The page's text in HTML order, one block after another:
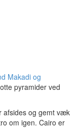
Makadi og
pyramider ved
afsides og gemt væk
om igen. Cairo er